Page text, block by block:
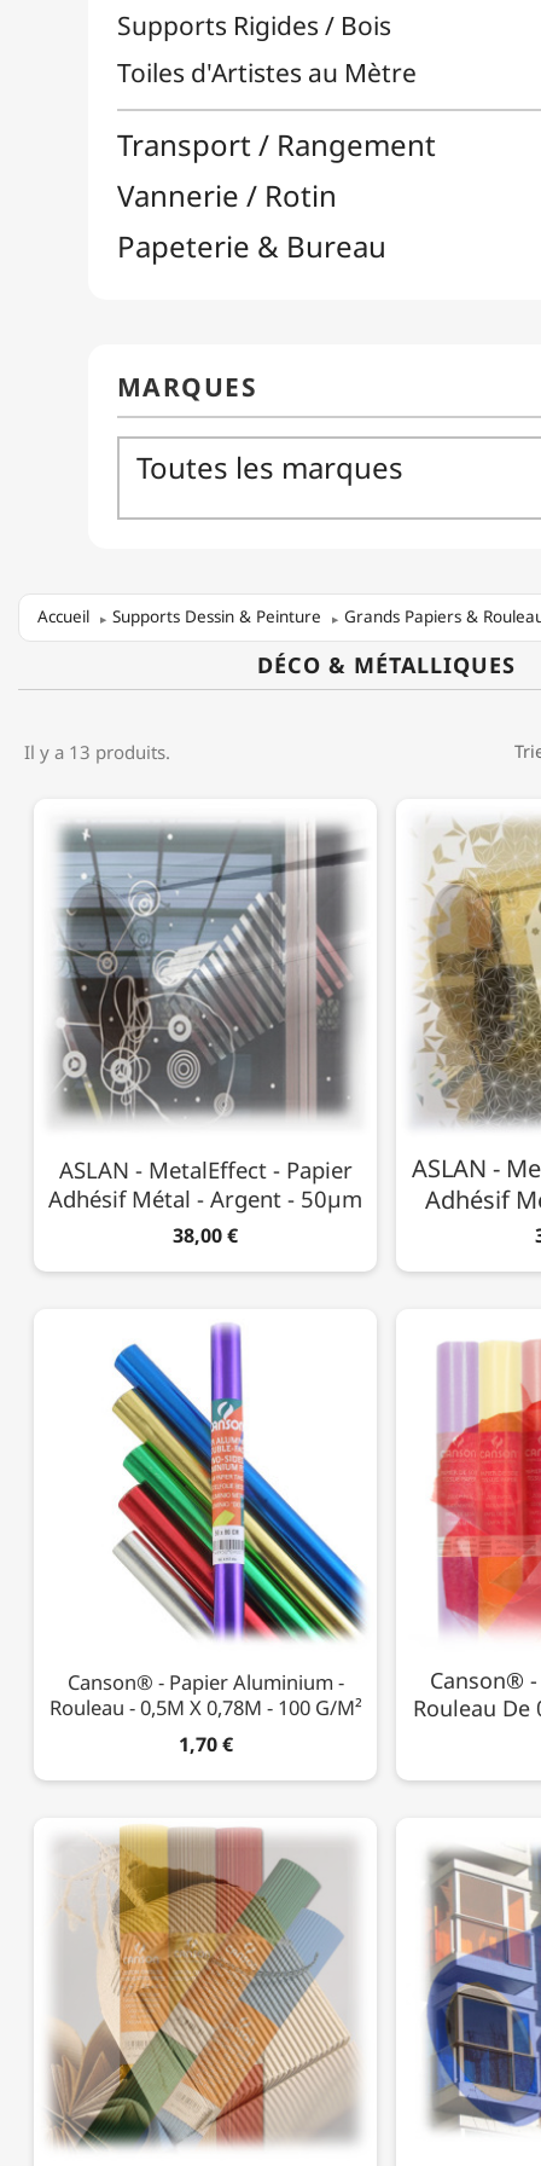
Accueil Supports Dessin & Peinture Grands Papiers &
DÉCO & MÉTALLIQUES
Il y a 13 produits.
ASLAN - MetalEffect - Papier
Adhésif Métal - Argent - 50µm
38,00 €
ASLAN -
Adhésif
Canson® - Papier Aluminium -
Rouleau - 0,5M X 0,78M - 100 G/m²
1,70 €
Canson®
Rouleau De